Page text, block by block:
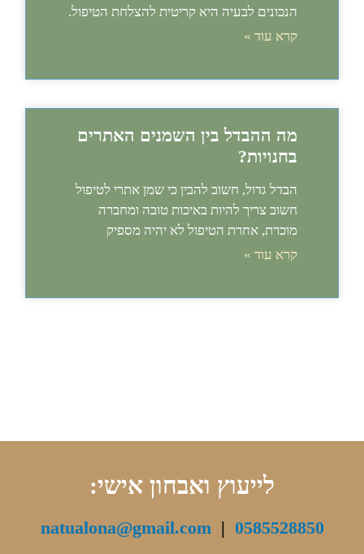
הנכונים לבעיה היא קריטית להצלחת הטיפול.
קרא עוד »
מה ההבדל בין השמנים האתרים
בחנויות?
הבדל גדול, חשוב להבין כי שמן אתרי לטיפול
חשוב צריך להיות באיכות טובה ומחברה
מוכרת, אחרת הטיפול לא יהיה מספיק
קרא עוד »
לייעוץ ואבחון אישי:
natualona@gmail.com| 0585528850